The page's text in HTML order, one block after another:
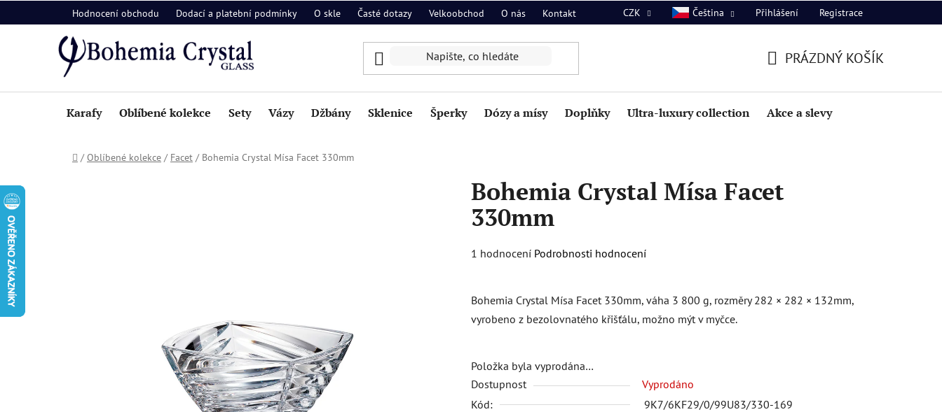
na
Hodnocení obchodu Dodací a platební podmínky O skle Časté dotazy Velkoobchod O nás Kontakt CZK Čeština Přihlášení Registrace
KOŠÍK
PRÁZDNÝ KOŠÍK
Karafy Oblíbené kolekce Sety Vázy Džbány Sklenice Šperky Dózy a mísy Doplňky Ultra-luxury collection Akce a slevy
Domů
/ Oblíbené kolekce / Facet / Bohemia Crystal Mísa Facet 330mm
Bohemia Crystal Mísa Facet
330mm
Průměrné
je
5,0
5
hvězdiček.
1 hodnocení Podrobnosti hodnocení
Bohemia Crystal Mísa Facet 330mm, váha 3 800 g, rozměry 282 × 282 × 132mm,
vyrobeno z bezolovnatého křišťálu, možno mýt v myčce.
Položka byla vyprodána…
Dostupnost
Vyprodáno
Kód:
9K7/6KF29/0/99U83/330-169